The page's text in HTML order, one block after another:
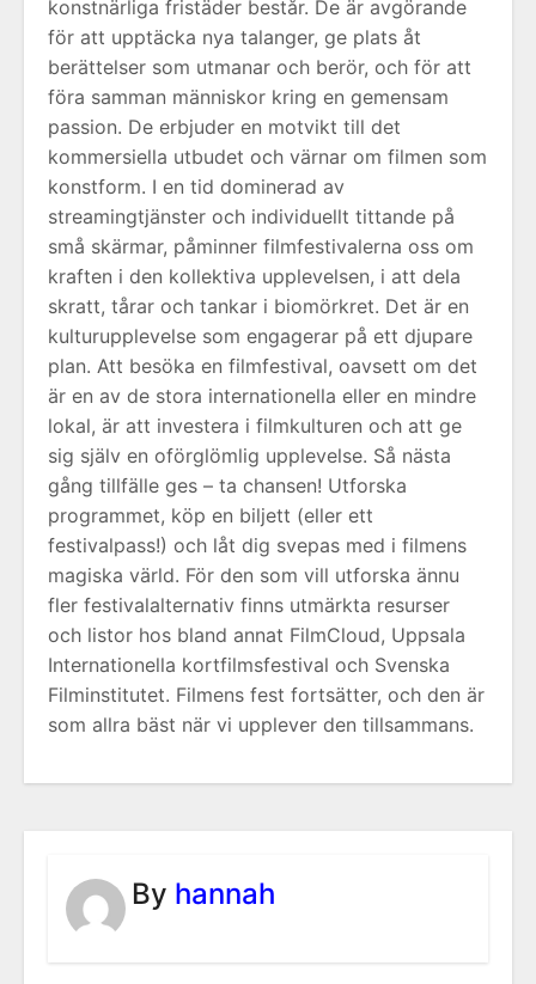
konstnärliga fristäder består. De är avgörande
för att upptäcka nya talanger, ge plats åt
berättelser som utmanar och berör, och för att
föra samman människor kring en gemensam
passion. De erbjuder en motvikt till det
kommersiella utbudet och värnar om filmen som
konstform. I en tid dominerad av
streamingtjänster och individuellt tittande på
små skärmar, påminner filmfestivalerna oss om
kraften i den kollektiva upplevelsen, i att dela
skratt, tårar och tankar i biomörkret. Det är en
kulturupplevelse som engagerar på ett djupare
plan. Att besöka en filmfestival, oavsett om det
är en av de stora internationella eller en mindre
lokal, är att investera i filmkulturen och att ge
sig själv en oförglömlig upplevelse. Så nästa
gång tillfälle ges – ta chansen! Utforska
programmet, köp en biljett (eller ett
festivalpass!) och låt dig svepas med i filmens
magiska värld. För den som vill utforska ännu
fler festivalalternativ finns utmärkta resurser
och listor hos bland annat FilmCloud, Uppsala
Internationella kortfilmsfestival och Svenska
Filminstitutet. Filmens fest fortsätter, och den är
som allra bäst när vi upplever den tillsammans.
By hannah